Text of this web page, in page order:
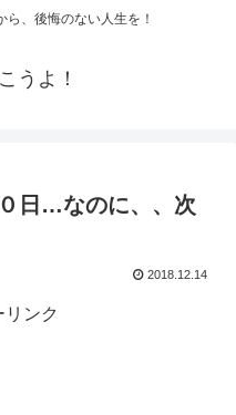
、後悔のない人生を！
うよ！
日…なのに、、次
2018.12.14
リンク